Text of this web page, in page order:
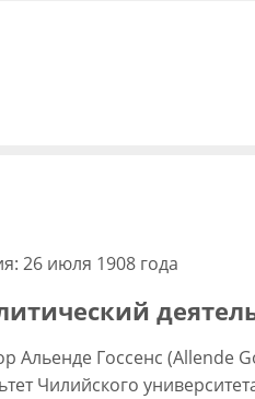
26 июля 1908 года
Альенде Госсенс (Allende
Чилийского